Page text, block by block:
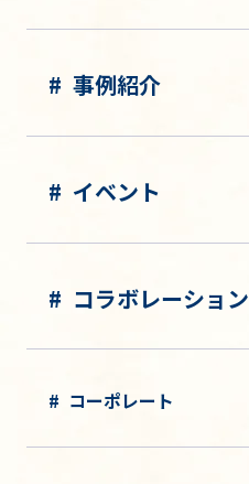
事例紹介
イベント
コラボレーション
コーポレート